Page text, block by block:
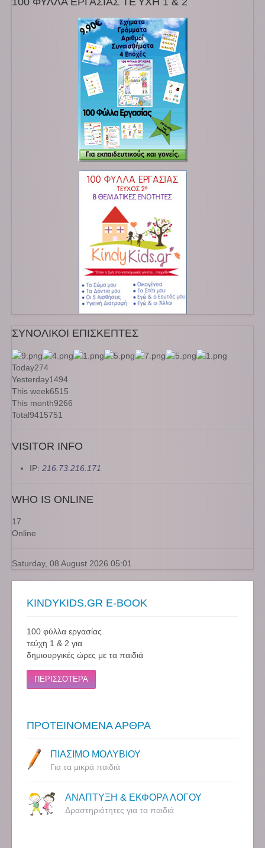
ΣΥΝΟΛΙΚΟΙ ΕΠΙΣΚΕΠΤΕΣ
Today274
Yesterday1494
This week6515
This month9266
Total9415751
VISITOR INFO
IP: 216.73.216.171
WHO IS ONLINE
17
Online
Saturday, 08 August 2026 05:01
KINDYKIDS.GR E-BOOK
100 φύλλα εργασίας
τεύχη 1 & 2 για
δημιουργικές ώρες με τα παιδιά
ΠΕΡΙΣΣΟΤΕΡΑ
ΠΡΟΤΕΙΝΟΜΕΝΑ ΑΡΘΡΑ
ΠΙΑΣΙΜΟ ΜΟΛΥΒΙΟΥ
Για τα μικρά παιδιά
ΑΝΑΠΤΥΞΗ & ΕΚΦΟΡΑ ΛΟΓΟΥ
Δραστηριότητες για τα παιδιά